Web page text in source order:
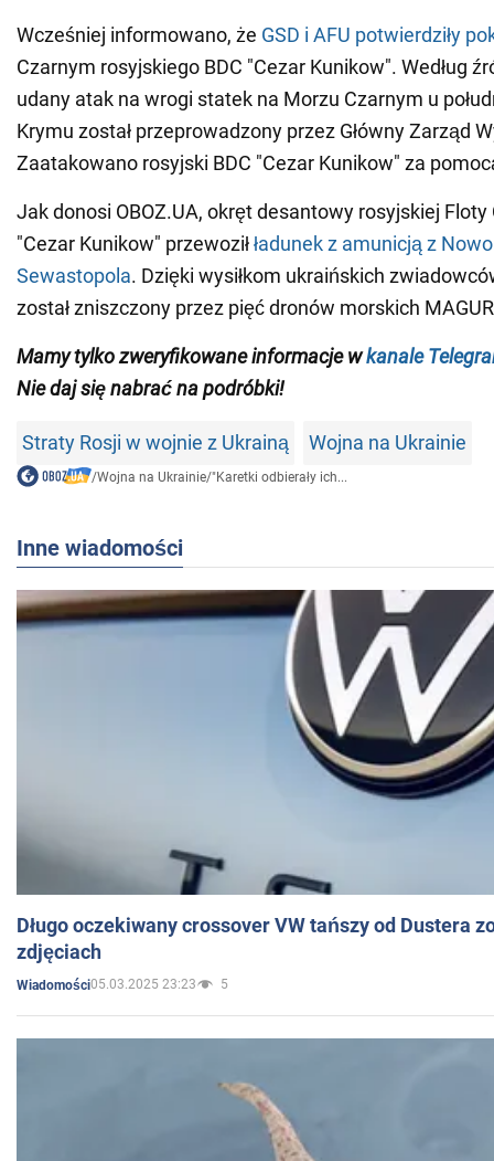
Wcześniej informowano, że GSD i AFU potwierdziły
Czarnym rosyjskiego BDC "Cezar Kunikow". Według
udany atak na wrogi statek na Morzu Czarnym u
Krymu został przeprowadzony przez Główny Zarząd
Zaatakowano rosyjski BDC "Cezar Kunikow" za
Jak donosi OBOZ.UA, okręt desantowy rosyjskiej
"Cezar Kunikow" przewoziłładunek z amunicją z
Sewastopola. Dzięki wysiłkom ukraińskich
został zniszczony przez pięć dronów morskich
Mamy tylko zweryfikowane informacje wkanale
Nie daj się nabrać na podróbki!
Straty Rosji w wojnie z Ukrainą Wojna na Ukrainie
/Wojna na Ukrainie/"Karetki odbierały ich...
Inne wiadomości
Długo oczekiwany crossover VW tańszy od Dustera
zdjęciach
Wiadomości05.03.2025 23:23 5